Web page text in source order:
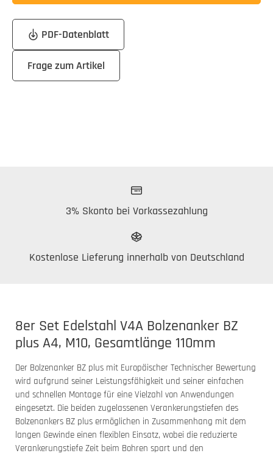
PDF-Datenblatt
Frage zum Artikel
3% Skonto bei Vorkassezahlung
Kostenlose Lieferung innerhalb von Deutschland
8er Set Edelstahl V4A Bolzenanker BZ
plus A4, M10, Gesamtlänge 110mm
Der Bolzenanker BZ plus mit Europäischer Technischer Bewertung
wird aufgrund seiner Leistungsfähigkeit und seiner einfachen
und schnellen Montage für eine Vielzahl von Anwendungen
eingesetzt. Die beiden zugelassenen Verankerungstiefen des
Bolzenankers BZ plus ermöglichen in Zusammenhang mit dem
langen Gewinde einen flexiblen Einsatz, wobei die reduzierte
Verankerungstiefe Zeit beim Bohren spart und den